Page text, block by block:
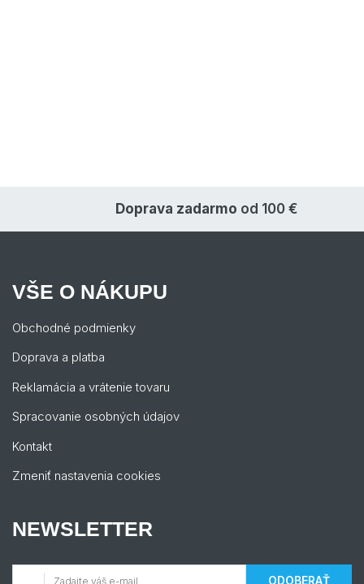
Doprava zadarmo od 100 €
VŠE O NÁKUPU
Obchodné podmienky
Doprava a platba
Reklamácia a vrátenie tovaru
Spracovanie osobných údajov
Kontakt
Zmeniť nastavenia cookies
NEWSLETTER
ODOBERAŤ